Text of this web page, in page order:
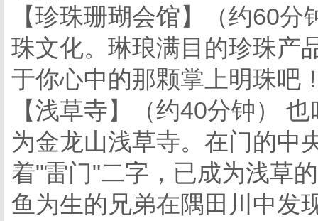
【珍珠珊瑚会馆】（约60
珠文化。琳琅满目的珍珠产
于你心中的那颗掌上明珠吧
【浅草寺】（约40分钟）
为金龙山浅草寺。在门的中
着"雷门"二字，已成为浅草
鱼为生的兄弟在隅田川中发